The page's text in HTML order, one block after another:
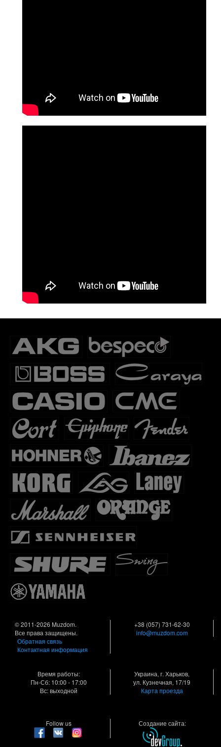
© 2011-2026 Muzdom.
Все права защищены.
Обратная связь
Контактная информация
+38 (057) 731-62-30
info@muzdom.com
Время работы:
Пн-Сб: 10:00 - 17:00
Вс: выходной
Украина, г. Харьков,
ул. Кузнечная, 17/19
Карта проезда
Follow us Создание сайта: